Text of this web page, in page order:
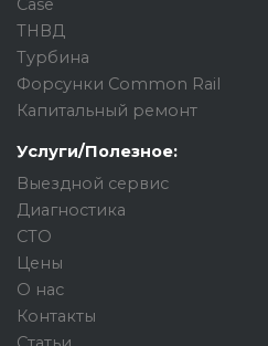
Case
ТНВД
Турбина
Форсунки Common Rail
Капитальный ремонт
Услуги/Полезное:
Выездной сервис
Диагностика
СТО
Цены
О нас
Контакты